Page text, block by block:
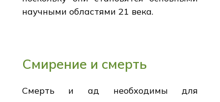
научными областями 21 века.
Смирение и смерть
Смерть и ад необходимы для